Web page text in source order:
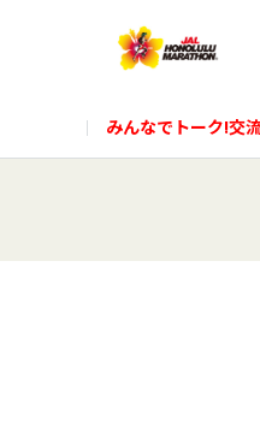
みんなでトーク!交